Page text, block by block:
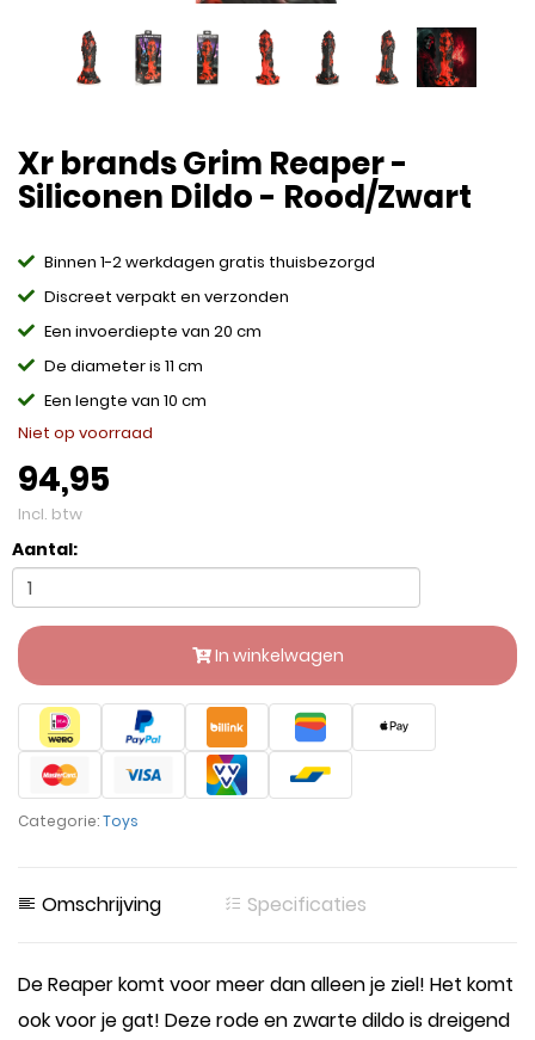
Xr brands Grim Reaper -
Siliconen Dildo - Rood/Zwart
Binnen 1-2 werkdagen gratis thuisbezorgd
Discreet verpakt en verzonden
Een invoerdiepte van 20 cm
De diameter is 11 cm
Een lengte van 10 cm
Niet op voorraad
94,95
Incl. btw
Aantal:
In winkelwagen
Categorie:Toys
Omschrijving Specificaties
De Reaper komt voor meer dan alleen je ziel! Het komt
ook voor je gat! Deze rode en zwarte dildo is dreigend